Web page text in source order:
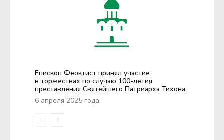
Епископ Феоктист принял участие
в торжествах по случаю 100-летия
преставления Святейшего Патриарха Тихона
6 апреля 2025 года